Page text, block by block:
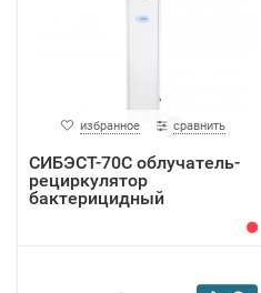
избранное сравнить
СИБЭСТ-70C облучатель-
рециркулятор
бактерицидный